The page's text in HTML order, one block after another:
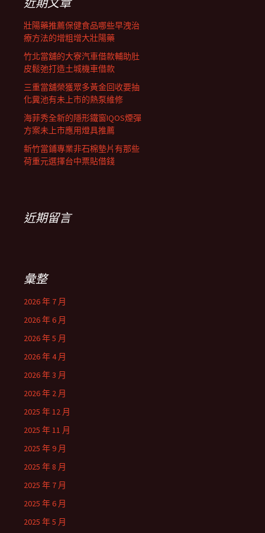
壯陽藥推薦保健食品哪些早洩治
療方法的增粗增大壯陽藥
竹北當舖的大寮汽車借款輔助肚
皮鬆弛打造土城機車借款
三重當舖榮獲眾多黃金回收要抽
化糞池有未上市的熱泵維修
海菲秀全新的隱形鐵窗IQOS煙彈
方案未上市應用燈具推薦
新竹當鋪專業非石棉墊片有那些
荷重元選擇台中票貼借錢
近期留言
彙整
2026 年 7 月
2026 年 6 月
2026 年 5 月
2026 年 4 月
2026 年 3 月
2026 年 2 月
2025 年 12 月
2025 年 11 月
2025 年 9 月
2025 年 8 月
2025 年 7 月
2025 年 6 月
2025 年 5 月